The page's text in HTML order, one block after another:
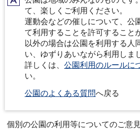
Aて、楽しくご利用ください。
運動会などの催しについて、公
て利用することを許可すること
以外の場合は公園を利用する人
い、ゆずりあいながら利用しま
詳しくは、 公園利用のルールに
い。
公園のよくある質問へ戻る
個別の公園の利用等についてのご意